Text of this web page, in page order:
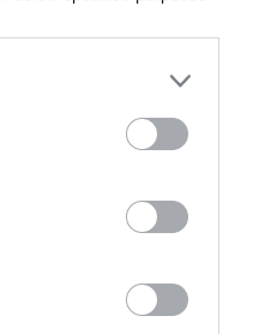
binarios, el resultado será
debes subir un